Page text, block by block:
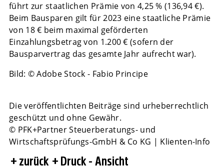
führt zur staatlichen Prämie von 4,25 % (136,94 €).
Beim Bausparen gilt für 2023 eine staatliche Prämie
von 18 € beim maximal geförderten
Einzahlungsbetrag von 1.200 € (sofern der
Bausparvertrag das gesamte Jahr aufrecht war).
Bild: © Adobe Stock - Fabio Principe
Die veröffentlichten Beiträge sind urheberrechtlich
geschützt und ohne Gewähr.
© PFK+Partner Steuerberatungs- und
Wirtschaftsprüfungs-GmbH & Co KG | Klienten-Info
zurück
Druck - Ansicht